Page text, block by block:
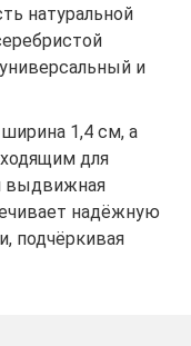
натуральной
и
1,4 см, а
для
выдвижная
надёжную
подчёркивая